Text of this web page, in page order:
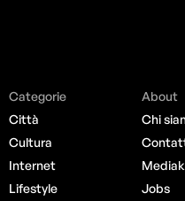
Categorie
Città
Cultura
Internet
Lifestyle
About
Chi
Jobs